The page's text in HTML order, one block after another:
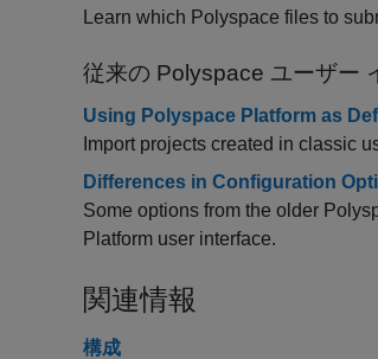
Learn which Polyspace files to
従来の Polyspace ユーザー
Using Polyspace Platform as
Import projects created in classic
Differences in Configuration
Some options from the older
Platform user interface.
関連情報
構成